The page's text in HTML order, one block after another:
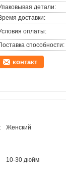
детали:
доставки:
оплаты:
способности:
контакт
Женский
10-30 дюйм